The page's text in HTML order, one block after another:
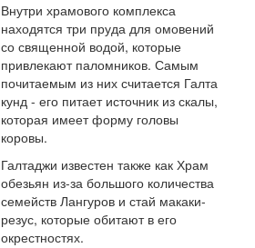
Внутри храмового комплекса
находятся три пруда для омовений
со священной водой, которые
привлекают паломников. Самым
почитаемым из них считается Галта
кунд - его питает источник из скалы,
которая имеет форму головы
коровы.
Галтаджи известен также как Храм
обезьян из-за большого количества
семейств Лангуров и стай макаки-
резус, которые обитают в его
окрестностях.